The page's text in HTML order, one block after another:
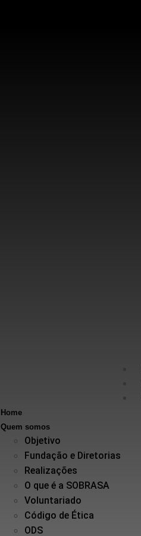
Home
Quem somos
Objetivo
Fundação e Diretorias
Realizações
O que é a SOBRASA
Voluntariado
Código de Ética
ODS